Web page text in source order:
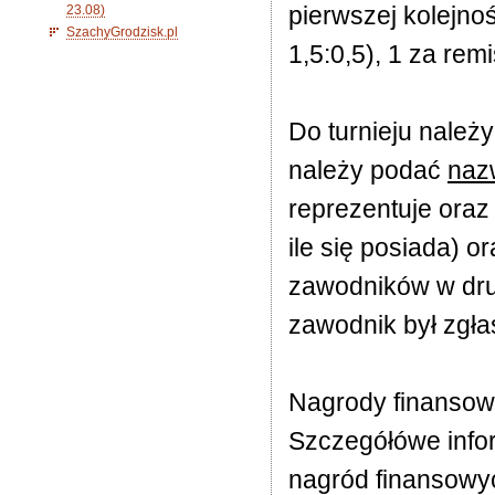
23.08)
SzachyGrodzisk.pl
pierwszej
1,5:0,5), 1 za
Do turnieju
należy podać
reprezentuje
ile się posiada)
zawodników w
zawodnik był
Nagrody
Szczegółówe
nagród